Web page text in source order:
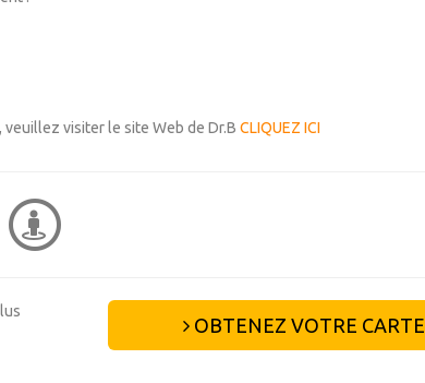
visiter le site Web de Dr.B CLIQUEZ ICI
OBTENEZ VOTRE CARTE